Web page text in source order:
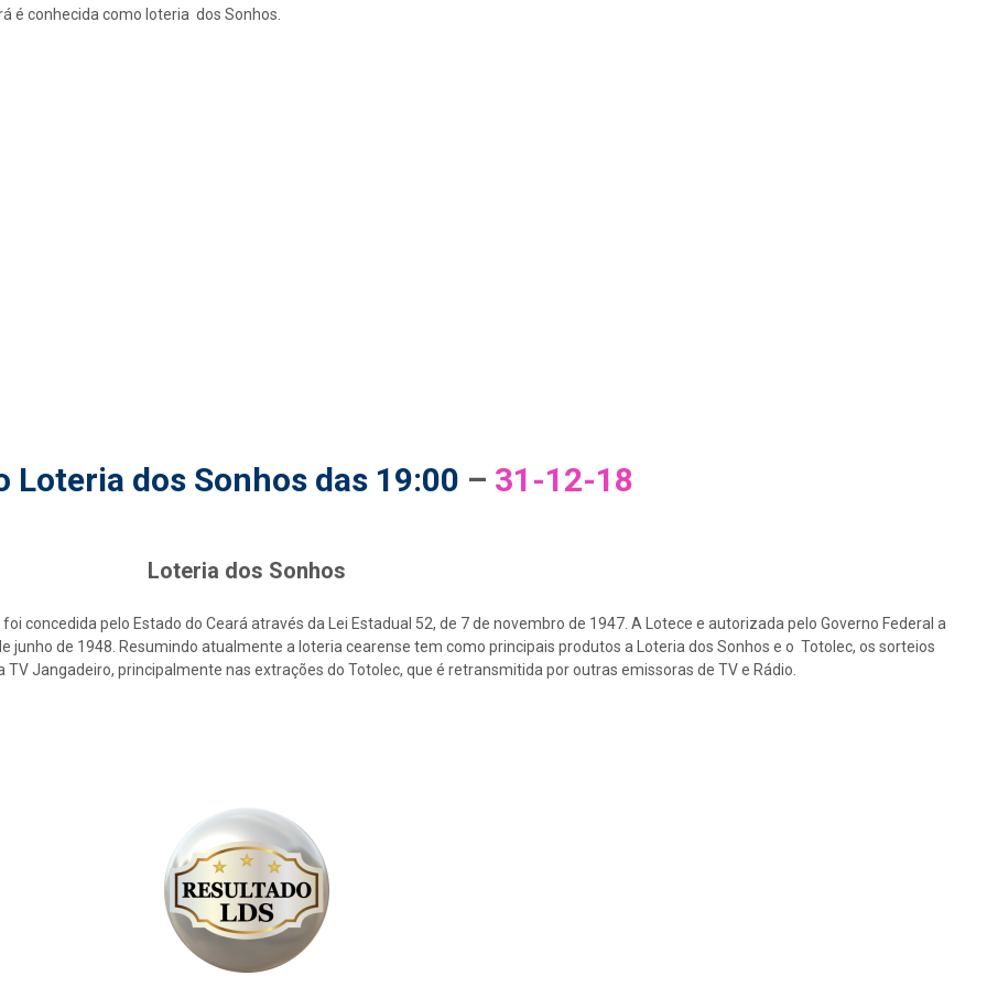
é conhecida como loteria dos Sonhos.
Loteria dos Sonhos das 19:00 – 31-12-18
Loteria dos Sonhos
concedida pelo Estado do Ceará através da Lei Estadual 52, de 7 de novembro de 1947. A Lotece e autorizada pelo Governo Federal a
junho de 1948. Resumindo atualmente a loteria cearense tem como principais produtos a Loteria dos Sonhos e o Totolec, os sorteios
Jangadeiro, principalmente nas extrações do Totolec, que é retransmitida por outras emissoras de TV e Rádio.